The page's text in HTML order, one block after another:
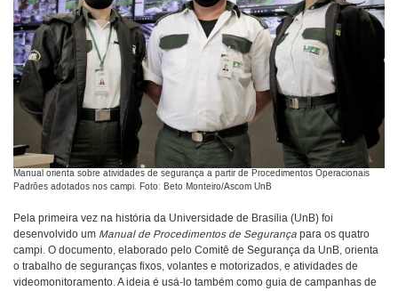
Manual orienta sobre atividades de segurança a partir de Procedimentos Operacionais
Padrões adotados nos campi. Foto: Beto Monteiro/Ascom UnB
Pela primeira vez na história da Universidade de Brasília (UnB) foi
desenvolvido um Manual de Procedimentos de Segurança para os quatro
campi. O documento, elaborado pelo Comitê de Segurança da UnB, orienta
o trabalho de seguranças fixos, volantes e motorizados, e atividades de
videomonitoramento. A ideia é usá-lo também como guia de campanhas de